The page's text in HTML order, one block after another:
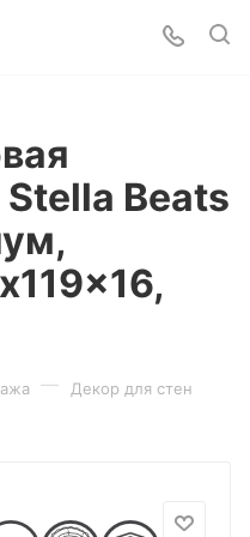
Beats
— Декор для стен